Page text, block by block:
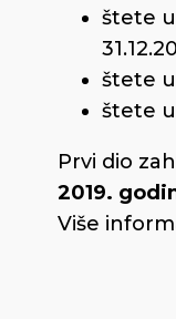
štete
štete
štete
Prvi dio
2019.
Više